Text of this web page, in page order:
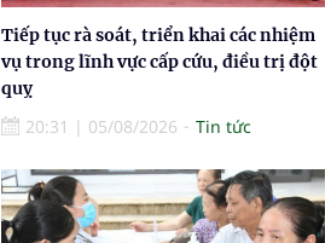
Tiếp tục rà soát, triển khai các nhiệm
vụ trong lĩnh vực cấp cứu, điều trị đột
quỵ
20:31 | 05/08/2026 Tin tức